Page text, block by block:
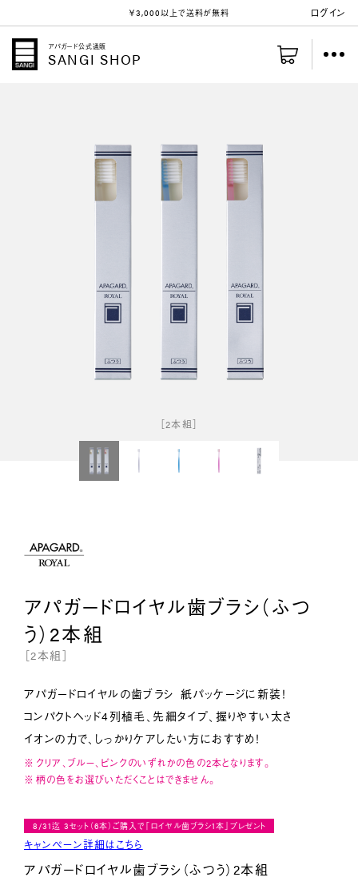
ログイン
￥3,000以上で送料が無料
アパガード公式通販
SANGI SHOP
［2本組］
アパガードロイヤル歯ブラシ（ふつ
う）2本組
［2本組］
アパガードロイヤルの歯ブラシ 紙パッケージに新装！
コンパクトヘッド4列植毛、先細タイプ、握りやすい太さ
イオンの力で、しっかりケアしたい方におすすめ！
クリア、ブルー、ピンクのいずれかの色の2本となります。
柄の色をお選びいただくことはできません。
8/31迄 3セット（6本）ご購入で「ロイヤル歯ブラシ1本」プレゼント
キャンペーン詳細はこちら
アパガードロイヤル歯ブラシ（ふつう）2本組